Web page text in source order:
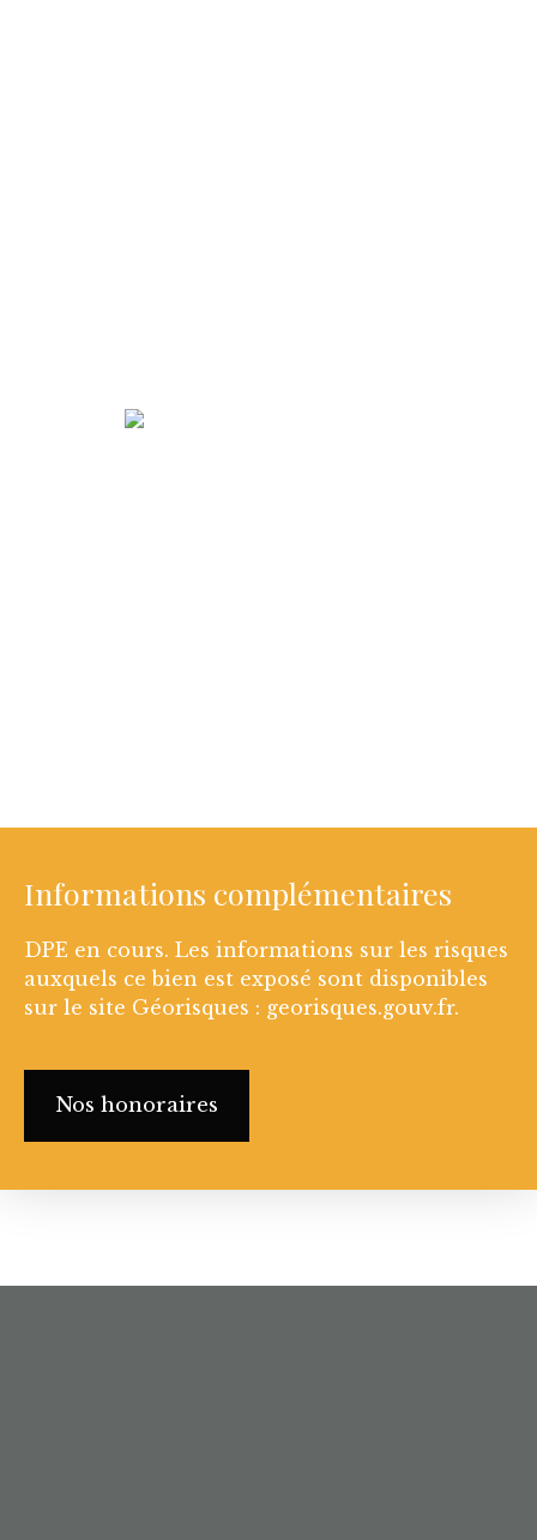
Informations complémentaires
DPE en cours. Les informations sur les risques
auxquels ce bien est exposé sont disponibles
sur le site Géorisques : georisques.gouv.fr.
Nos honoraires